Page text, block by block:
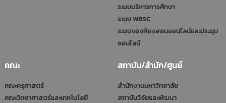
ระบบบริหารการศึกษา
ระบบ WBSC
ระบบจองห้องสอนออนไลน์และประชุม
ออนไลน์
คณะ
คณะครุศาสตร์
คณะวิทยาศาสตร์และเทคโนโลยี
สถาบัน/สำนัก/ศูนย์
สำนักงานมหาวิทยาลัย
สถาบันวิจัยและพัฒนา